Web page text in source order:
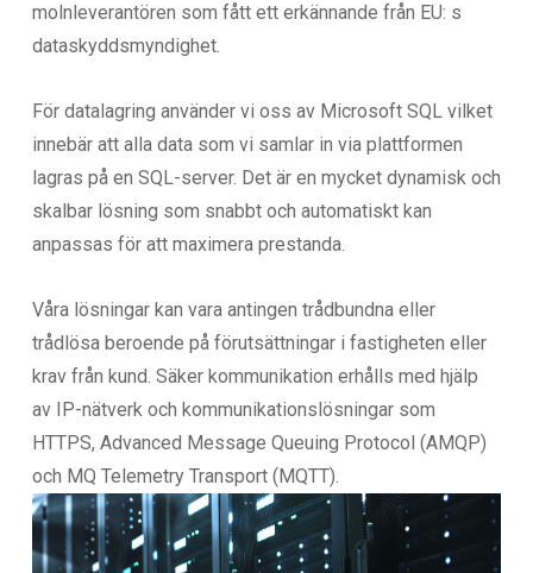
molnleverantören som fått ett erkännande från EU: s
dataskyddsmyndighet.
För datalagring använder vi oss av Microsoft SQL vilket
innebär att alla data som vi samlar in via plattformen
lagras på en SQL-server. Det är en mycket dynamisk och
skalbar lösning som snabbt och automatiskt kan
anpassas för att maximera prestanda.
Våra lösningar kan vara antingen trådbundna eller
trådlösa beroende på förutsättningar i fastigheten eller
krav från kund. Säker kommunikation erhålls med hjälp
av IP-nätverk och kommunikationslösningar som
HTTPS, Advanced Message Queuing Protocol (AMQP)
och MQ Telemetry Transport (MQTT).